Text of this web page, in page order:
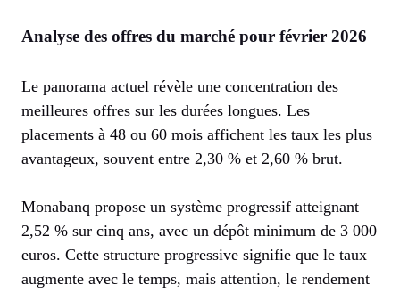
Analyse des offres du marché pour février 2026
Le panorama actuel révèle une concentration des
meilleures offres sur les durées longues. Les
placements à 48 ou 60 mois affichent les taux les plus
avantageux, souvent entre 2,30 % et 2,60 % brut.
Monabanq propose un système progressif atteignant
2,52 % sur cinq ans, avec un dépôt minimum de 3 000
euros. Cette structure progressive signifie que le taux
augmente avec le temps, mais attention, le rendement